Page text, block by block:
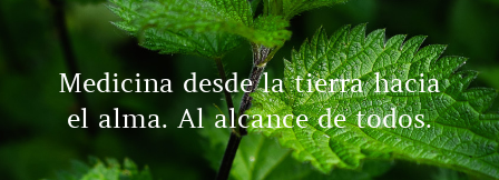
Medicina desde la tierra hacia
el alma. Al alcance de todos.